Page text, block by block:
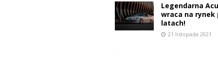
Legendarna
wraca na rynek
latach!
21 listopada 2021